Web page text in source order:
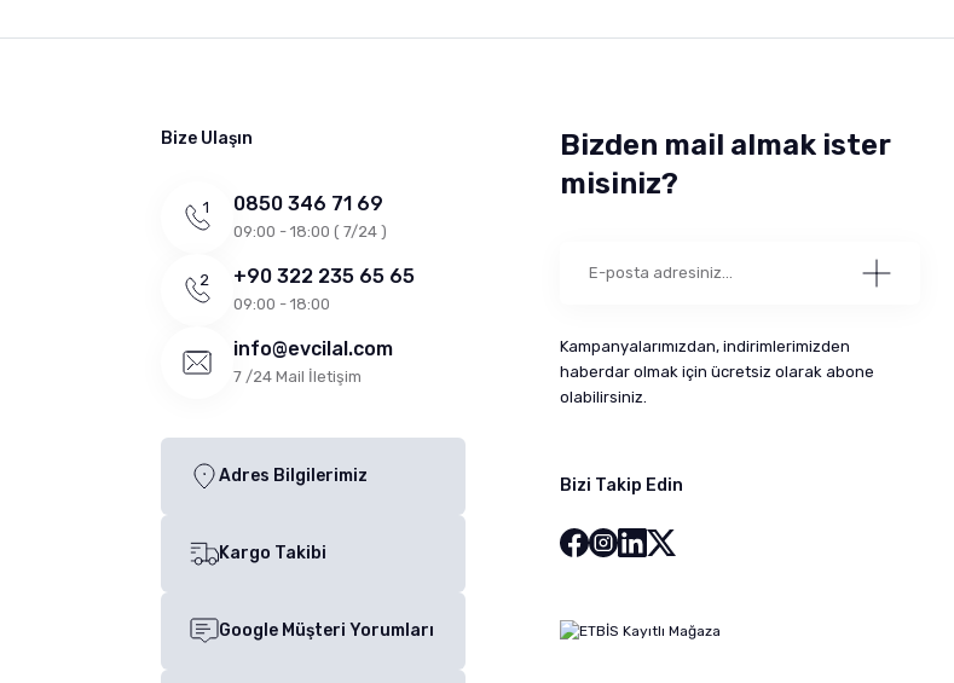
Bize Ulaşın
0850 346 71 69
09:00 - 18:00 ( 7/24 )
+90 322 235 65 65
09:00 - 18:00
info@evcilal.com
7 /24 Mail İletişim
Adres Bilgilerimiz
Kargo Takibi
Google Müşteri Yorumları
Bizden mail almak ister
misiniz?
Kampanyalarımızdan, indirimlerimizden
haberdar olmak için ücretsiz olarak abone
olabilirsiniz.
Bizi Takip Edin